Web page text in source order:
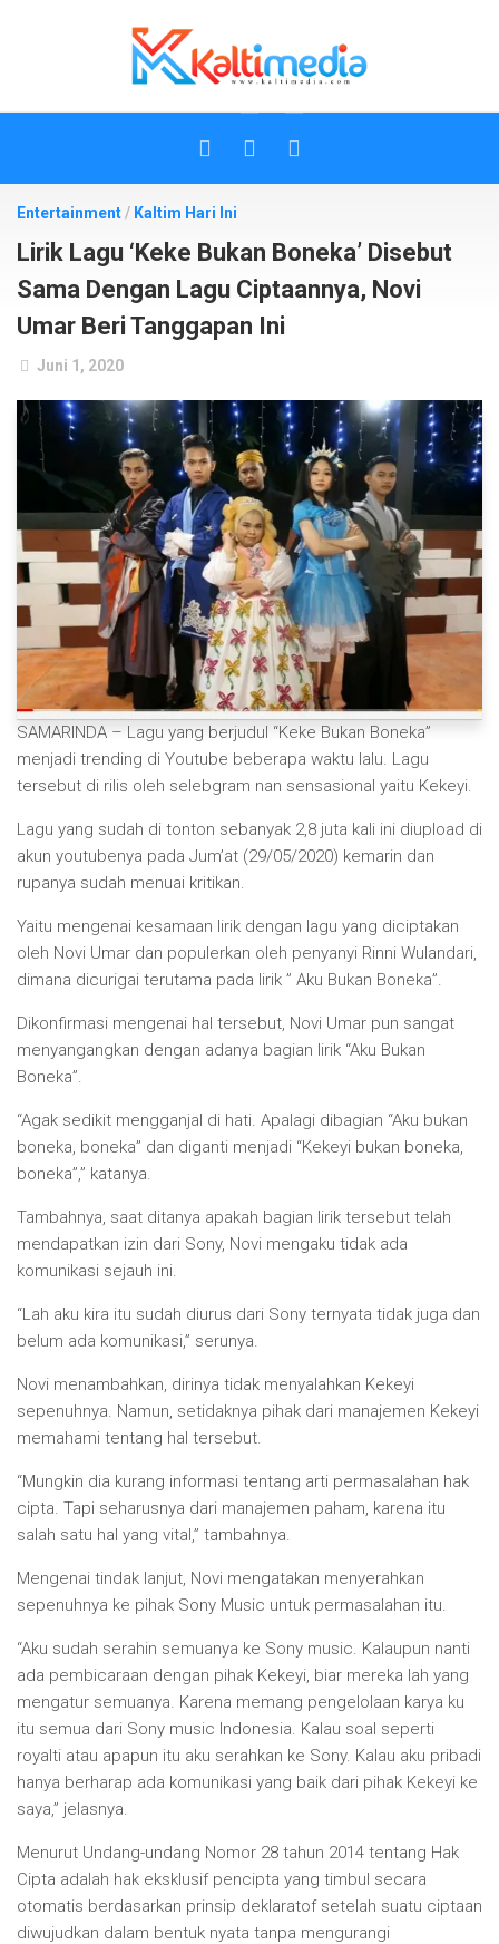
Entertainment/ Kaltim Hari Ini
Lirik Lagu ‘Keke Bukan Boneka’ Disebut
Sama Dengan Lagu Ciptaannya, Novi
Umar Beri Tanggapan Ini
Juni 1, 2020
SAMARINDA – Lagu yang berjudul “Keke Bukan Boneka”
menjadi trending di Youtube beberapa waktu lalu. Lagu
tersebut di rilis oleh selebgram nan sensasional yaitu Kekeyi.
Lagu yang sudah di tonton sebanyak 2,8 juta kali ini diupload di
akun youtubenya pada Jum’at (29/05/2020) kemarin dan
rupanya sudah menuai kritikan.
Yaitu mengenai kesamaan lirik dengan lagu yang diciptakan
oleh Novi Umar dan populerkan oleh penyanyi Rinni Wulandari,
dimana dicurigai terutama pada lirik ” Aku Bukan Boneka”.
Dikonfirmasi mengenai hal tersebut, Novi Umar pun sangat
menyangangkan dengan adanya bagian lirik “Aku Bukan
Boneka”.
“Agak sedikit mengganjal di hati. Apalagi dibagian “Aku bukan
boneka, boneka” dan diganti menjadi “Kekeyi bukan boneka,
boneka”,” katanya.
Tambahnya, saat ditanya apakah bagian lirik tersebut telah
mendapatkan izin dari Sony, Novi mengaku tidak ada
komunikasi sejauh ini.
“Lah aku kira itu sudah diurus dari Sony ternyata tidak juga dan
belum ada komunikasi,” serunya.
Novi menambahkan, dirinya tidak menyalahkan Kekeyi
sepenuhnya. Namun, setidaknya pihak dari manajemen Kekeyi
memahami tentang hal tersebut.
“Mungkin dia kurang informasi tentang arti permasalahan hak
cipta. Tapi seharusnya dari manajemen paham, karena itu
salah satu hal yang vital,” tambahnya.
Mengenai tindak lanjut, Novi mengatakan menyerahkan
sepenuhnya ke pihak Sony Music untuk permasalahan itu.
“Aku sudah serahin semuanya ke Sony music. Kalaupun nanti
ada pembicaraan dengan pihak Kekeyi, biar mereka lah yang
mengatur semuanya. Karena memang pengelolaan karya ku
itu semua dari Sony music Indonesia. Kalau soal seperti
royalti atau apapun itu aku serahkan ke Sony. Kalau aku pribadi
hanya berharap ada komunikasi yang baik dari pihak Kekeyi ke
saya,” jelasnya.
Menurut Undang-undang Nomor 28 tahun 2014 tentang Hak
Cipta adalah hak eksklusif pencipta yang timbul secara
otomatis berdasarkan prinsip deklaratof setelah suatu ciptaan
diwujudkan dalam bentuk nyata tanpa mengurangi